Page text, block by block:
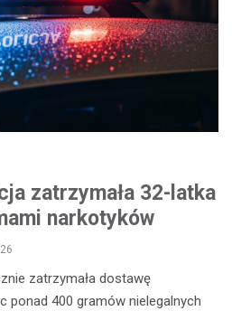
zatrzymała 32-latka
narkotyków
zatrzymała dostawę
ponad 400 gramów nielegalnych